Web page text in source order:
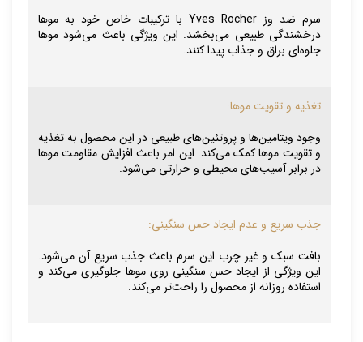
سرم ضد وز Yves Rocher با ترکیبات خاص خود به موها
درخشندگی طبیعی می‌بخشد. این ویژگی باعث می‌شود موها
جلوه‌ای براق و جذاب پیدا کنند.
تغذیه و تقویت موها:
وجود ویتامین‌ها و پروتئین‌های طبیعی در این محصول به تغذیه
و تقویت موها کمک می‌کند. این امر باعث افزایش مقاومت موها
در برابر آسیب‌های محیطی و حرارتی می‌شود.
جذب سریع و عدم ایجاد حس سنگینی:
بافت سبک و غیر چرب این سرم باعث جذب سریع آن می‌شود.
این ویژگی از ایجاد حس سنگینی روی موها جلوگیری می‌کند و
استفاده روزانه از محصول را راحت‌تر می‌کند.